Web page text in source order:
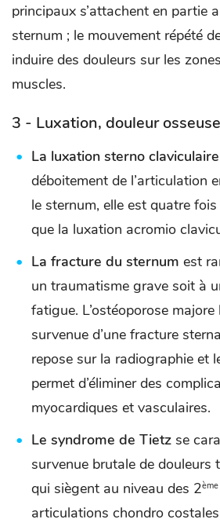
principaux s’attachent en partie
sternum ; le mouvement répété
induire des douleurs sur les
muscles.
3 - Luxation, douleur
La luxation sterno claviculaire
déboitement de l’articulation
le sternum, elle est quatre
que la luxation acromio
La fracture du sternum est
un traumatisme grave soit à
fatigue. L’ostéoporose
survenue d’une fracture
repose sur la radiographie et
permet d’éliminer des
myocardiques et vasculaires.
Le syndrome de Tietz se
survenue brutale de douleurs
qui siègent au niveau des 2ème
articulations chondro